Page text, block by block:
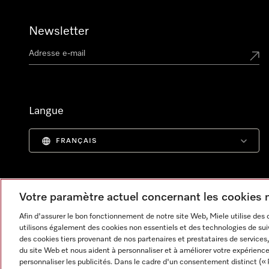
Newsletter
Langue
FRANÇAIS
Votre paramètre actuel concernant les
Afin d'assurer le bon fonctionnement de notre site Web, Miele utilise
utilisons également des cookies non essentiels et des technologies de
des cookies tiers provenant de nos partenaires et prestataires de
du site Web et nous aident à personnaliser et à améliorer votre
personnaliser les publicités. Dans le cadre d'un consentement distinct